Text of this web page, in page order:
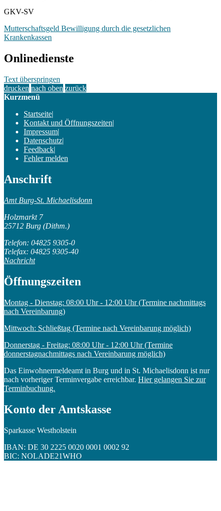
GKV-SV
Mutterschaftsgeld Bewilligung durch die gesetzlichen
Krankenkassen
Onlinedienste
Text überspringen
drucken nach oben zurück
Kurzmenü
Startseite|
Kontakt und Öffnungszeiten|
Impressum|
Datenschutz|
Feedback|
Fehler melden
Anschrift
Amt Burg-St. Michaelisdonn
Holzmarkt 7
25712 Burg (Dithm.)
Telefon: 04825 9305-0
Telefax: 04825 9305-40
Nachricht
Öffnungszeiten
Montag - Dienstag: 08:00 Uhr - 12:00 Uhr (Termine nachmittags
nach Vereinbarung)
Mittwoch: Schließtag (Termine nach Vereinbarung möglich)
Donnerstag - Freitag: 08:00 Uhr - 12:00 Uhr (Termine
donnerstagnachmittags nach Vereinbarung möglich)
Das Einwohnermeldeamt in Burg und in St. Michaelisdonn ist nur
nach vorheriger Terminvergabe erreichbar. Hier gelangen Sie zur
Terminbuchung.
Konto der Amtskasse
Sparkasse Westholstein
IBAN: DE 30 2225 0020 0001 0002 92
BIC: NOLADE21WHO